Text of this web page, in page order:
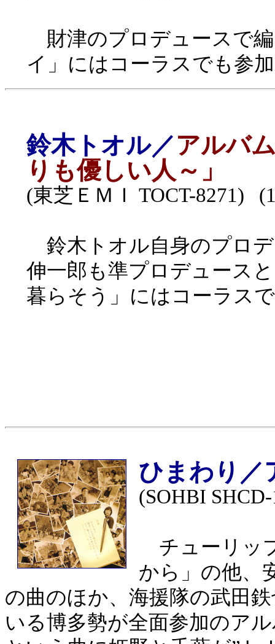
財津のプロデュースで
イ」にはコーラスでも参
鈴木トオル／アルバ
りも優しい人～」
(東芝ＥＭＩ TOCT-8271)
鈴木トオル自身のプロ
伸一郎も準プロデュース
暮らそう」にはコーラス
ひまわり／
(SOHBI
チューリッ
から」の他、
の曲のほか、海援隊の武田
いる博多勢が全面参加のア